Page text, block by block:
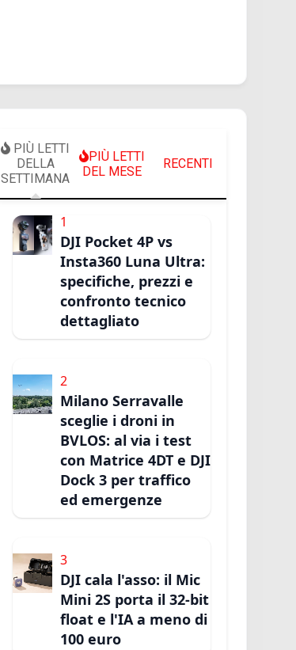
PIÙ LETTI
DELLA
SETTIMANA
PIÙ LETTI
DEL MESE
RECENTI
1
DJI Pocket 4P vs
Insta360 Luna Ultra:
specifiche, prezzi e
confronto tecnico
dettagliato
2
Milano Serravalle
sceglie i droni in
BVLOS: al via i test
con Matrice 4DT e DJI
Dock 3 per traffico
ed emergenze
3
DJI cala l'asso: il Mic
Mini 2S porta il 32-bit
float e l'IA a meno di
100 euro